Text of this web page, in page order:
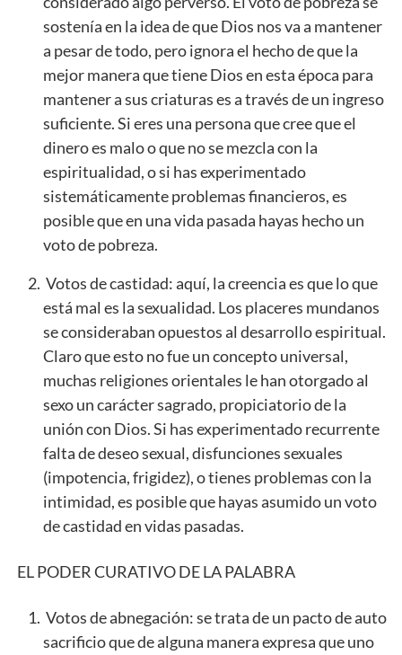
sostenía en la idea de que Dios nos va a mantener
a pesar de todo, pero ignora el hecho de que la
mejor manera que tiene Dios en esta época para
mantener a sus criaturas es a través de un ingreso
suficiente. Si eres una persona que cree que el
dinero es malo o que no se mezcla con la
espiritualidad, o si has experimentado
sistemáticamente problemas financieros, es
posible que en una vida pasada hayas hecho un
voto de pobreza.
Votos de castidad: aquí, la creencia es que lo que
está mal es la sexualidad. Los placeres mundanos
se consideraban opuestos al desarrollo espiritual.
Claro que esto no fue un concepto universal,
muchas religiones orientales le han otorgado al
sexo un carácter sagrado, propiciatorio de la
unión con Dios. Si has experimentado recurrente
falta de deseo sexual, disfunciones sexuales
(impotencia, frigidez), o tienes problemas con la
intimidad, es posible que hayas asumido un voto
de castidad en vidas pasadas.
EL PODER CURATIVO DE LA PALABRA
Votos de abnegación: se trata de un pacto de auto
sacrificio que de alguna manera expresa que uno